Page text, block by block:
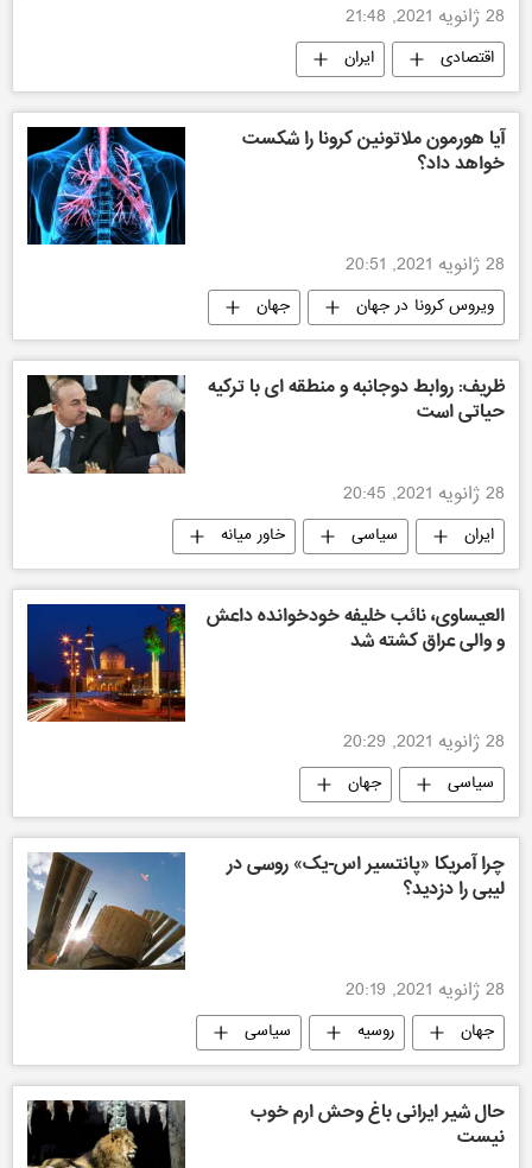
28 ژانویه 2021, 21:48
اقتصادی ایران
آیا هورمون ملاتونین کرونا را شکست
خواهد داد؟
28 ژانویه 2021, 20:51
ویروس کرونا در جهان جهان
ظریف: روابط دوجانبه و منطقه‌ ای با ترکیه
حیاتی است
28 ژانویه 2021, 20:45
ایران سیاسی
خاور میانه
جهان
العیساوی، نائب خلیفه خودخوانده داعش
و والی عراق کشته شد
28 ژانویه 2021, 20:29
سیاسی جهان
چرا آمریکا «پانتسیر اس-یک» روسی در
لیبی را دزدید؟
28 ژانویه 2021, 20:19
جهان روسیه سیاسی
حال شیر ایرانی باغ وحش ارم خوب
نیست